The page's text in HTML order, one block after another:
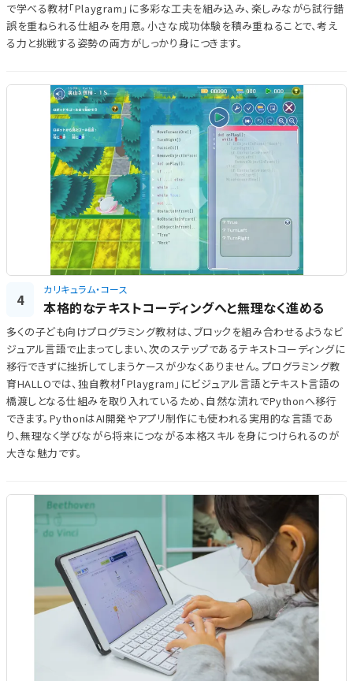
で学べる教材「Playgram」に多彩な工夫を組み込み、楽しみながら試行錯
誤を重ねられる仕組みを用意。小さな成功体験を積み重ねることで、考え
る力と挑戦する姿勢の両方がしっかり身につきます。
4
カリキュラム・コース
本格的なテキストコーディングへと無理なく進める
多くの子ども向けプログラミング教材は、ブロックを組み合わせるようなビ
ジュアル言語で止まってしまい、次のステップであるテキストコーディングに
移行できずに挫折してしまうケースが少なくありません。プログラミング教
育HALLOでは、独自教材「Playgram」にビジュアル言語とテキスト言語の
橋渡しとなる仕組みを取り入れているため、自然な流れでPythonへ移行
できます。PythonはAI開発やアプリ制作にも使われる実用的な言語であ
り、無理なく学びながら将来につながる本格スキルを身につけられるのが
大きな魅力です。